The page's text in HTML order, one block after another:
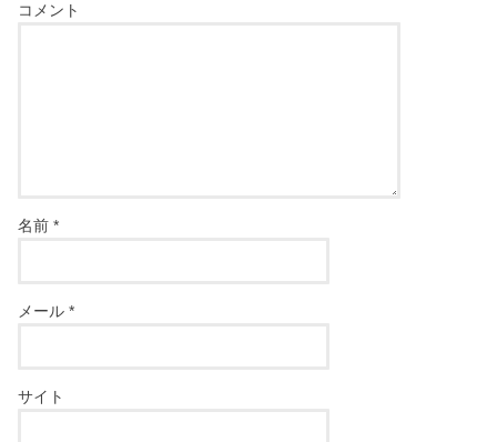
コメント
名前*
メール*
サイト